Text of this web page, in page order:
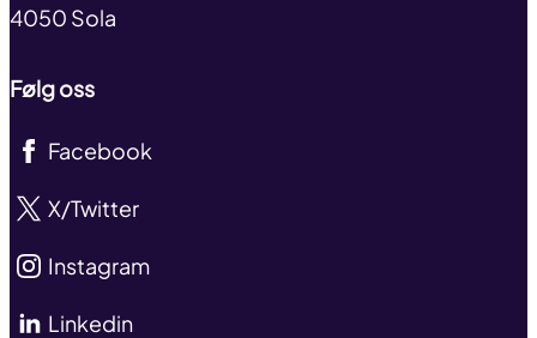
4050 Sola
Følg oss
Facebook
X/Twitter
Instagram
Linkedin